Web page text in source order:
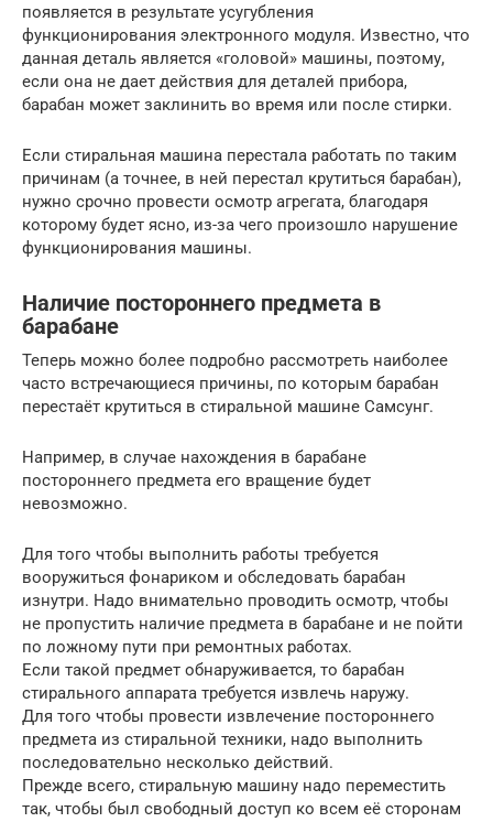
появляется в результате усугубления
функционирования электронного модуля. Известно, что
данная деталь является «головой» машины, поэтому,
если она не дает действия для деталей прибора,
барабан может заклинить во время или после стирки.
Если стиральная машина перестала работать по таким
причинам (а точнее, в ней перестал крутиться барабан),
нужно срочно провести осмотр агрегата, благодаря
которому будет ясно, из-за чего произошло нарушение
функционирования машины.
Наличие постороннего предмета в
барабане
Теперь можно более подробно рассмотреть наиболее
часто встречающиеся причины, по которым барабан
перестаёт крутиться в стиральной машине Самсунг.
Например, в случае нахождения в барабане
постороннего предмета его вращение будет
невозможно.
Для того чтобы выполнить работы требуется
вооружиться фонариком и обследовать барабан
изнутри. Надо внимательно проводить осмотр, чтобы
не пропустить наличие предмета в барабане и не пойти
по ложному пути при ремонтных работах.
Если такой предмет обнаруживается, то барабан
стирального аппарата требуется извлечь наружу.
Для того чтобы провести извлечение постороннего
предмета из стиральной техники, надо выполнить
последовательно несколько действий.
Прежде всего, стиральную машину надо переместить
так, чтобы был свободный доступ ко всем её сторонам